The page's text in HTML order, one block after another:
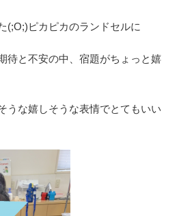
(;O;)ピカピカのランドセルに
待と不安の中、宿題がちょっと嬉
うな嬉しそうな表情でとてもいい